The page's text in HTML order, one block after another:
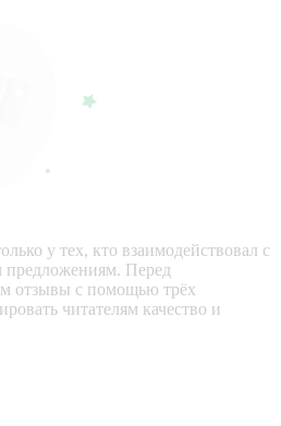
у тех, кто взаимодействовал с
предложениям. Перед
отзывы с помощью трёх
читателям качество и